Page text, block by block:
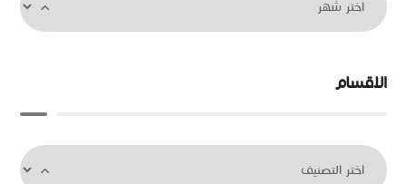
الاقسام